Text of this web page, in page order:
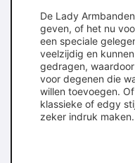
De Lady
geven, of het nu
een speciale
veelzijdig en
gedragen,
voor degenen die
willen toevoegen.
klassieke of edgy
zeker indruk maken.